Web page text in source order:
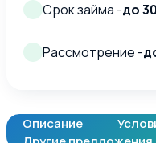
Срок займа -до
Рассмотрение -
Описание